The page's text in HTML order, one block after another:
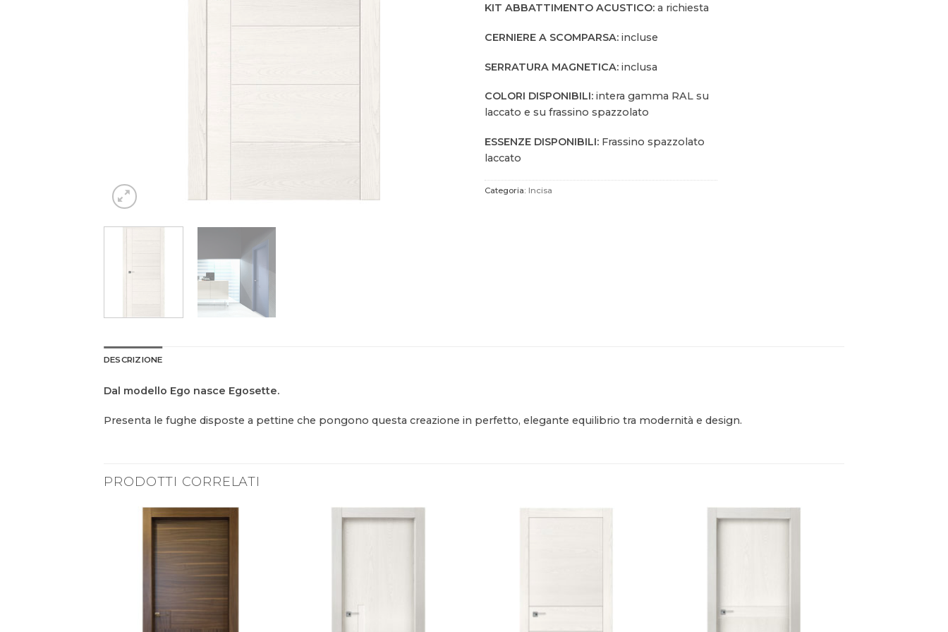
KIT ABBATTIMENTO ACUSTICO: a richiesta
CERNIERE A SCOMPARSA: incluse
SERRATURA MAGNETICA: inclusa
COLORI DISPONIBILI: intera gamma RAL su
laccato e su frassino spazzolato
ESSENZE DISPONIBILI: Frassino spazzolato
laccato
Categoria: Incisa
DESCRIZIONE
Dal modello Ego nasce Egosette.
Presenta le fughe disposte a pettine che pongono questa creazione in perfetto, elegante equilibrio tra modernità e design.
PRODOTTI CORRELATI